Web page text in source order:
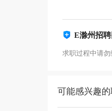
E滁州招
求职过程中请
可能感兴趣